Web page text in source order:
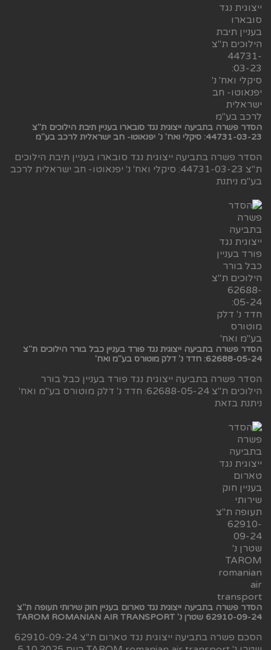
הסדר פשרה בתביעה ייצוגית נגד סובארו בעניין תיבת הילוכים ת"צ
44731-03-23: סיקלי ואח' נ' יפנאוטו- חב ישראלית לרכב בע"מ
הסדר פשרה בתביעה ייצוגית נגד סובארו בעניין תיבת הילוכים
ת"צ 44731-03-23: סיקלי ואח' נ' יפנאוטו- חב ישראלית לרכב
בע"מ ניתנת
הסדר פשרה בתביעה ייצוגית נגד פורד בעניין כבל בורר הילוכים ת"צ
62688-05-24: חדד נ' דלק מוטורס בע"מ ואח'
הסדר פשרה בתביעה ייצוגית נגד פורד בעניין כבל בורר
הילוכים ת"צ 62688-05-24: חדד נ' דלק מוטורס בע"מ ואח'
ניתנת בזאת
הסדר פשרה בתביעה ייצוגית נגד טארום בעניין חוק שירותי תעופה ת"צ
62910-09-24 שטרן נ' TAROM ROMANIAN AIR TRANSPORT
הסכם פשרה בתביעה ייצוגית נגד טארום ת"צ 62910-09-24